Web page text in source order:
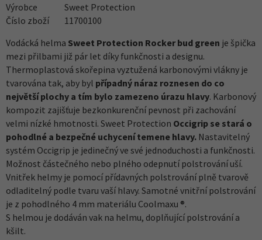
Výrobce
Sweet Protection
Číslo zboží
11700100
Vodácká helma Sweet Protection Rocker bud green je špička
mezi přilbami již pár let díky funkčnosti a designu.
Thermoplastová skořepina vyztužená karbonovými vlákny je
tvarována tak, aby byl případný náraz roznesen do co
největší plochy a tím bylo zamezeno úrazu hlavy. Karbonový
kompozit zajišťuje bezkonkurenční pevnost při zachování
velmi nízké hmotnosti. Sweet Protection Occigrip se stará o
pohodlné a bezpečné uchycení temene hlavy. Nastavitelný
systém Occigrip je jedinečný ve své jednoduchosti a funkčnosti.
Možnost částečného nebo plného odepnutí polstrování uší.
Vnitřek helmy je pomocí přídavných polstrování plně tvarově
odladitelný podle tvaru vaší hlavy. Samotné vnitřní polstrování
je z pohodlného 4 mm materiálu Coolmaxu ®.
S helmou je dodáván vak na helmu, doplňující polstrování a
kšilt.